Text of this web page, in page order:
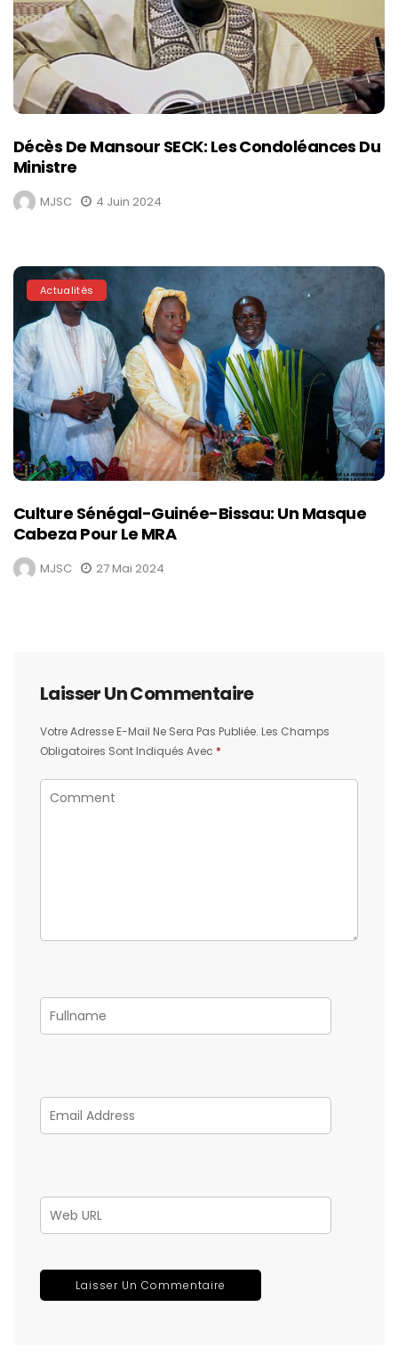
Décès De Mansour SECK: Les Condoléances Du
Ministre
MJSC 4 Juin 2024
Actualités
Culture Sénégal-Guinée-Bissau: Un Masque
Cabeza Pour Le MRA
MJSC 27 Mai 2024
Laisser Un Commentaire
Votre Adresse E-Mail Ne Sera Pas Publiée. Les Champs
Obligatoires Sont Indiqués Avec *